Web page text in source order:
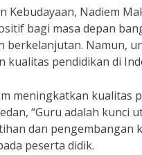
Nadiem
bagi masa depan
berkelanjutan. Namun,
pendidikan di
meningkatkan kualitas
“Guru adalah kunci
dan
peserta didik.